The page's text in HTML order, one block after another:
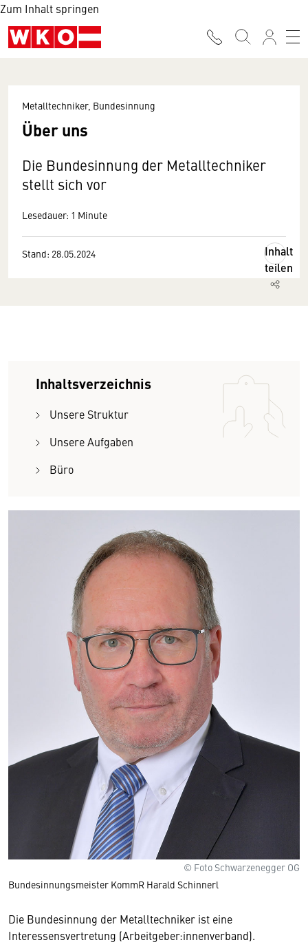
Zum Inhalt springen
Metalltechniker, Bundesinnung
Über uns
Die Bundesinnung der Metalltechniker
stellt sich vor
Lesedauer: 1 Minute
Stand: 28.05.2024
Inhalt
teilen
Inhaltsverzeichnis
Unsere Struktur
Unsere Aufgaben
Büro
© Foto Schwarzenegger OG
Bundesinnungsmeister KommR Harald Schinnerl
Die Bundesinnung der Metalltechniker ist eine
Interessensvertretung (Arbeitgeber:innenverband).